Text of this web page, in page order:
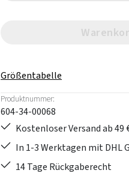
Größentabelle
Produktnummer:
604-34-00068
Kostenloser Versand ab
In 1-3 Werktagen mit DHL
14 Tage Rückgaberecht